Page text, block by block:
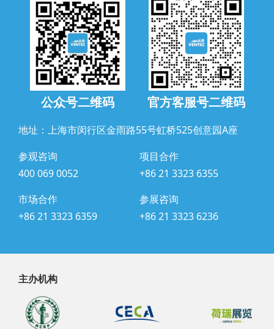
公众号二维码 官方客服号二维码
地址：上海市闵行区金雨路55号虹桥525创意园A座
参观咨询
400 069 0052
项目合作
+86 21 3323 6355
市场合作
+86 21 3323 6359
参展咨询
+86 21 3323 6236
主办机构